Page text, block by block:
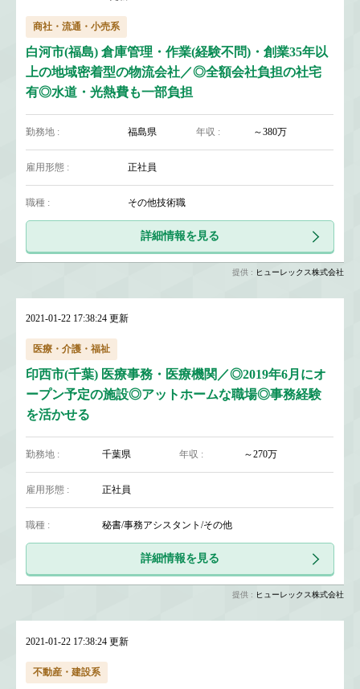
商社・流通・小売系
白河市(福島) 倉庫管理・作業(経験不問)・創業35年以
上の地域密着型の物流会社／◎全額会社負担の社宅
有◎水道・光熱費も一部負担
勤務地 : 福島県 年収 : ～380万
雇用形態 : 正社員
職種 : その他技術職
詳細情報を見る
提供 : ヒューレックス株式会社
2021-01-22 17:38:24 更新
医療・介護・福祉
印西市(千葉) 医療事務・医療機関／◎2019年6月にオ
ープン予定の施設◎アットホームな職場◎事務経験
を活かせる
勤務地 : 千葉県 年収 : ～270万
雇用形態 : 正社員
職種 : 秘書/事務アシスタント/その他
詳細情報を見る
提供 : ヒューレックス株式会社
2021-01-22 17:38:24 更新
不動産・建設系